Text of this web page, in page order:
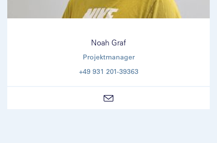
Noah Graf
Projektmanager
+49 931 201-39363